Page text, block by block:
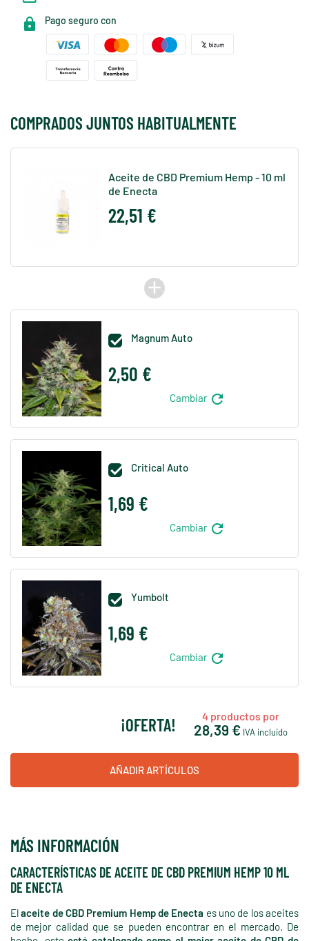
Pago seguro con
COMPRADOS JUNTOS HABITUALMENTE
Aceite de CBD Premium Hemp - 10 ml
de Enecta
22,51 €
add
 Magnum Auto
2,50 €
Cambiar refresh
 Critical Auto
1,69 €
Cambiar refresh
 Yumbolt
1,69 €
Cambiar refresh
¡OFERTA! 4 productos por
28,39 € IVA incluido
AÑADIR ARTÍCULOS
MÁS INFORMACIÓN
CARACTERÍSTICAS DE ACEITE DE CBD PREMIUM HEMP 10 ML
DE ENECTA
Elaceite de CBD Premium Hemp de Enecta es uno de los aceites
de mejor calidad que se pueden encontrar en el mercado. De